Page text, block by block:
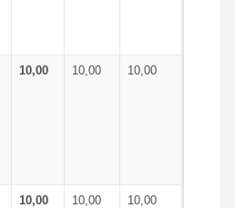
10,00 10,00 10,00
10,00 10,00 10,00